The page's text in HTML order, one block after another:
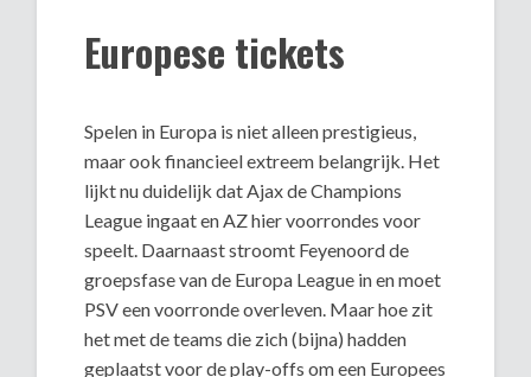
Europese tickets
Spelen in Europa is niet alleen prestigieus,
maar ook financieel extreem belangrijk. Het
lijkt nu duidelijk dat Ajax de Champions
League ingaat en AZ hier voorrondes voor
speelt. Daarnaast stroomt Feyenoord de
groepsfase van de Europa League in en moet
PSV een voorronde overleven. Maar hoe zit
het met de teams die zich (bijna) hadden
geplaatst voor de play-offs om een Europees